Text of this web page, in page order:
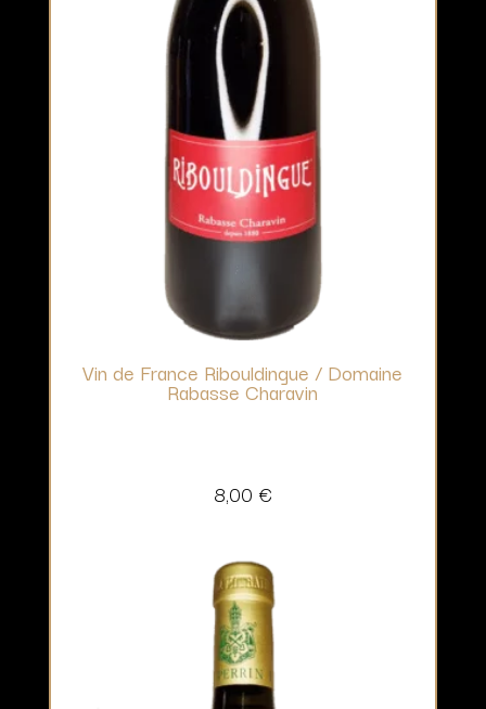
Vin de France Ribouldingue / Domaine
Rabasse Charavin
8,00 €